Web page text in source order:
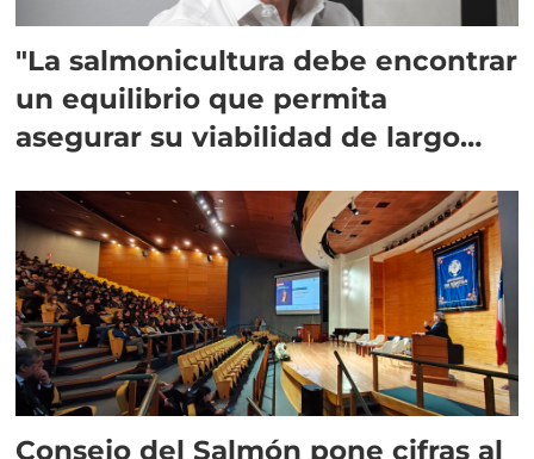
"La salmonicultura debe encontrar
un equilibrio que permita
asegurar su viabilidad de largo
Consejo del Salmón pone cifras al